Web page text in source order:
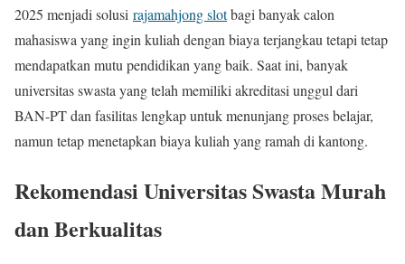
2025 menjadi solusi rajamahjong slotbagi banyak calon
mahasiswa yang ingin kuliah dengan biaya terjangkau tetapi tetap
mendapatkan mutu pendidikan yang baik. Saat ini, banyak
universitas swasta yang telah memiliki akreditasi unggul dari
BAN-PT dan fasilitas lengkap untuk menunjang proses belajar,
namun tetap menetapkan biaya kuliah yang ramah di kantong.
Rekomendasi Universitas Swasta Murah
dan Berkualitas